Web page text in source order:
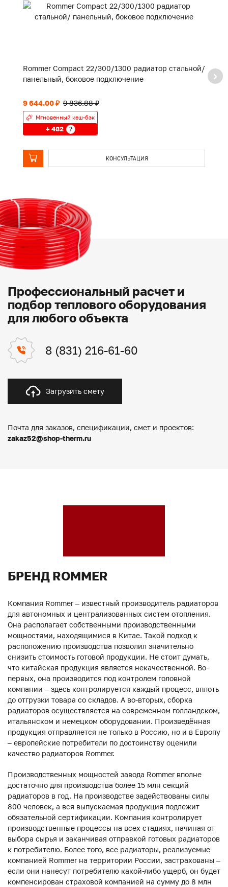
Rommer Compact 22/300/1300 радиатор стальной/
панельный, боковое подключение
9 644.00 ₽ 9 836.88 ₽
Мгновенный кеш-бэк
+ 482 ?
КОНСУЛЬТАЦИЯ
Профессиональный расчет и
подбор теплового оборудования
для любого объекта
8 (831) 216-61-60
Загрузить смету
Почта для заказов, спецификации, смет и проектов:
zakaz52@shop-therm.ru
БРЕНД ROMMER
Компания Rommer – известный производитель радиаторов
для автономных и централизованных систем отопления.
Она располагает собственными производственными
мощностями, находящимися в Китае. Такой подход к
расположению производства позволил значительно
снизить стоимость готовой продукции. Не стоит думать,
что китайская продукция является некачественной. Во-
первых, она производится под контролем головной
компании – здесь контролируется каждый процесс, вплоть
до отгрузки товара со складов. А во-вторых, сборка
радиаторов осуществляется на современном голландском,
итальянском и немецком оборудовании. Произведённая
продукция отправляется не только в Россию, но и в Европу
– европейские потребители по достоинству оценили
качество радиаторов Rommer.
Производственных мощностей завода Rommer вполне
достаточно для производства более 15 млн секций
радиаторов в год. На производстве задействованы силы
800 человек, а вся выпускаемая продукция подлежит
обязательной сертификации. Компания контролирует
производственные процессы на всех стадиях, начиная от
выбора сырья и заканчивая отправкой готовых радиаторов
к потребителю. Более того, все радиаторы, реализуемые
компанией Rommer на территории России, застрахованы –
если они нанесут потребителю какой-либо ущерб, он будет
компенсирован страховой компанией на сумму до 8 млн